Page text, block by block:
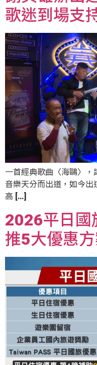
歌迷到場支
一首經典歌曲〈海鷗〉
音樂天分而出道，如今出
高 […]
2026平日國
推5大優惠